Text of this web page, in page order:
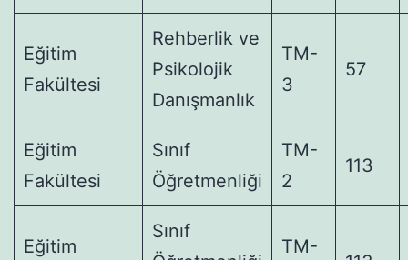
Eğitim
Fakültesi
Rehberlik ve
Psikolojik
Danışmanlık
TM-
3
57
Eğitim
Fakültesi
Sınıf
Öğretmenliği
TM-
2
113
Eğitim
Sınıf
TM-